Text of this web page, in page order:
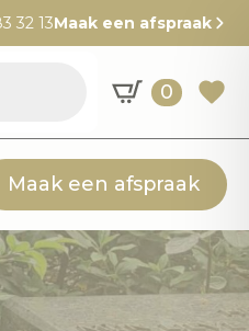
32 13Maak een afspraak
0
Maak een afspraak